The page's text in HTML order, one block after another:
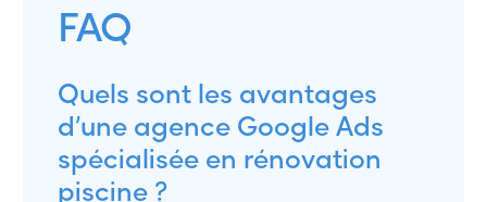
FAQ
Quels sont les avantages
d’une agence Google Ads
spécialisée en rénovation